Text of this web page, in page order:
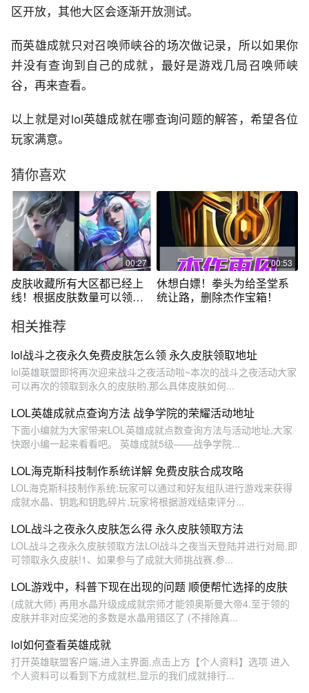
区开放，其他大区会逐渐开放测试。
而英雄成就只对召唤师峡谷的场次做记录，所以如果你
并没有查询到自己的成就，最好是游戏几局召唤师峡
谷，再来查看。
以上就是对lol英雄成就在哪查询问题的解答，希望各位
玩家满意。
猜你喜欢
00:27
皮肤收藏所有大区都已经上
线！根据皮肤数量可以领臻
00:53
休想白嫖！拳头为给圣堂系
统让路，删除杰作宝箱！
相关推荐
lol战斗之夜永久免费皮肤怎么领 永久皮肤领取地址
lol英雄联盟即将再次迎来战斗之夜活动啦~本次的战斗之夜活动大家
可以再次的领取到永久的皮肤哟,那么具体皮肤如何...
LOL英雄成就点查询方法 战争学院的荣耀活动地址
下面小编就为大家带来LOL英雄成就点数查询方法与活动地址,大家
快跟小编一起来看看吧。 英雄成就5级——战争学院...
LOL海克斯科技制作系统详解 免费皮肤合成攻略
LOL海克斯科技制作系统:玩家可以通过和好友组队进行游戏来获得
成就水晶、钥匙和钥匙碎片,玩家将根据游戏结束评分...
LOL战斗之夜永久皮肤怎么得 永久皮肤领取方法
LOL战斗之夜永久皮肤领取方法LOl战斗之夜当天登陆并进行对局,即
可领取永久皮肤!1、如果参与了成就大师挑战赛,参...
LOL游戏中，科普下现在出现的问题 顺便帮忙选择的皮肤
(成就大师) 再用水晶升级成成就宗师才能领奥斯曼大帝4.至于领的
皮肤并非对应奖池的多数是水晶用错区了 (不排除真...
lol如何查看英雄成就
打开英雄联盟客户端,进入主界面,点击上方【个人资料】选项 进入
个人资料可以看到下方成就栏,显示的我们成就排行...